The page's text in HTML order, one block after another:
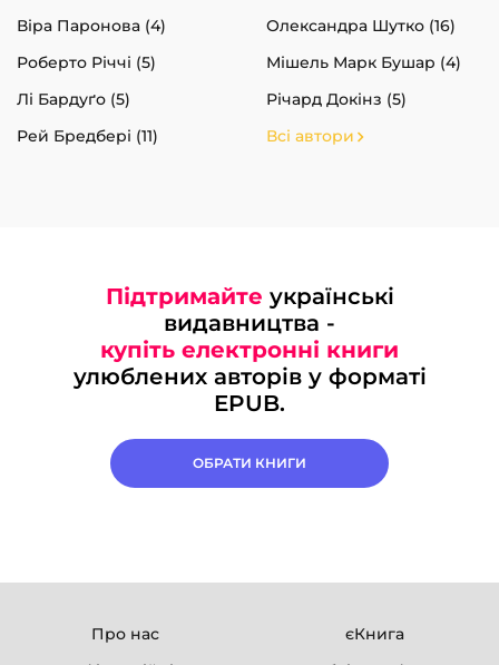
Віра Паронова (4)
Олександра Шутко (16)
Роберто Річчі (5)
Мішель Марк Бушар (4)
Лі Бардуґо (5)
Річард Докінз (5)
Рей Бредбері (11)
Всі автори
Підтримайте українські
видавництва -
купіть електронні книги
улюблених авторів у форматі
EPUB.
ОБРАТИ КНИГИ
Про нас
єКнига